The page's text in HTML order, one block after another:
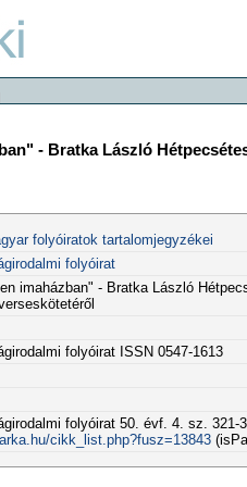
- Bratka László
folyóiratok tartalomjegyzékei
folyóirat
imaházban" - Bratka László
folyóirat ISSN 0547-1613
folyóirat 50. évf. 4. sz. 321-
cikk_list.php?fusz=13843